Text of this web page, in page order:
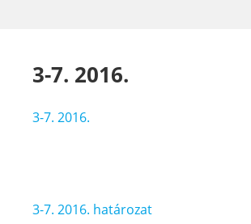
3-7. 2016.
3-7. 2016.
Bejegyzés
3-7. 2016. határozat